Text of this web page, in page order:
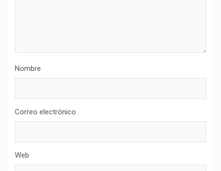
Nombre
Correo electrónico
Web